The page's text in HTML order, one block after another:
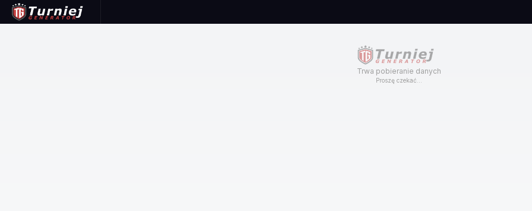
Trwa pobieranie danych
Proszę czekać...